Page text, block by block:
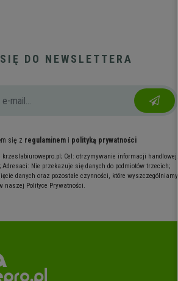
DO NEWSLETTERA
się z regulaminemi polityką prywatności
Cel: otrzymywanie informacji handlowej;
Adresaci: Nie przekazuje się danych do podmiotów trzecich;
danych oraz pozostałe czynności, które wyszczególniamy
naszej Polityce Prywatności.